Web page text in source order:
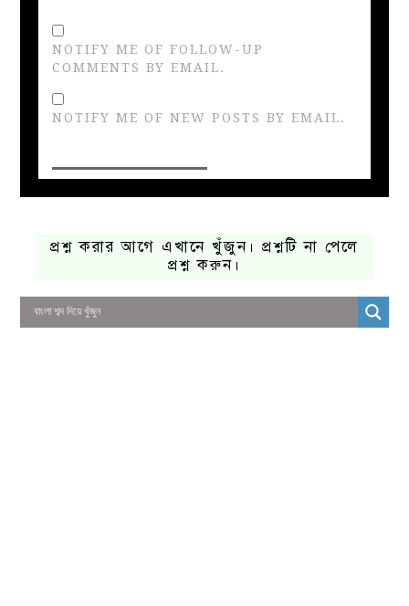
NOTIFY ME OF FOLLOW-UP
COMMENTS BY EMAIL.
NOTIFY ME OF NEW POSTS BY EMAIL.
প্রশ্ন করার আগে এখানে খুঁজুন। প্রশ্নটি না পেলে
প্রশ্ন করুন।